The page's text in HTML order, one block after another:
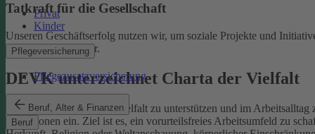
Privat
Kinder
Pflegeversicherung
Pflegezusatzversicherung
Beruf, Alter & Finanzen
Beruf
Tatkraft für die Gesellschaft
Unseren Geschäftserfolg nutzen wir, um soziale Projekte und
Familien und Kinder.
DEVK unterzeichnet Charta der Vielfalt
Als Selbstverpflichtung, Vielfalt zu unterstützen und im
Institutionen ein. Ziel ist es, ein vorurteilsfreies Arbeitsumfeld zu